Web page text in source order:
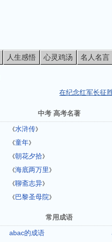
人生感悟 心灵鸡汤 名人名言
在纪念红军长征
中考 高考名著
《水浒传》
《童年》
《朝花夕拾》
《海底两万里 》
《聊斋志异》
《巴黎圣母院》
常用成语
abac的成语